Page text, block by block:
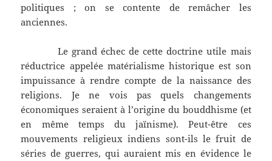
politiques ; on se contente de remâcher les
anciennes.
Le grand échec de cette doctrine utile mais
réductrice appelée matérialisme historique est son
impuissance à rendre compte de la naissance des
religions. Je ne vois pas quels changements
économiques seraient à l’origine du bouddhisme (et
en même temps du jaïnisme). Peut-être ces
mouvements religieux indiens sont-ils le fruit de
séries de guerres, qui auraient mis en évidence le